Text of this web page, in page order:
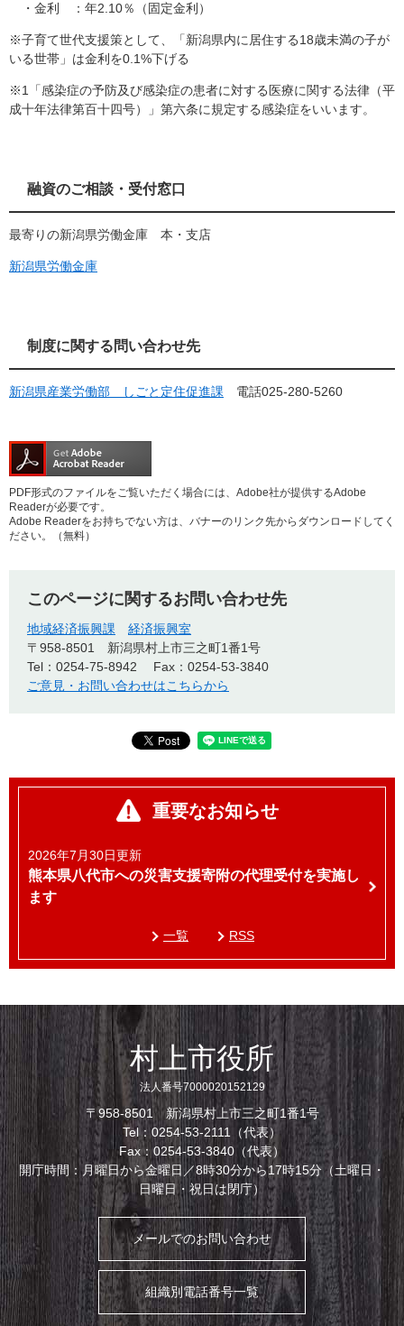
・金利 ：年2.10％（固定金利）
※子育て世代支援策として、「新潟県内に居住する18歳未満の子が
いる世帯」は金利を0.1%下げる
※1「感染症の予防及び感染症の患者に対する医療に関する法律（平
成十年法律第百十四号）」第六条に規定する感染症をいいます。
融資のご相談・受付窓口
最寄りの新潟県労働金庫 本・支店
新潟県労働金庫
制度に関する問い合わせ先
新潟県産業労働部 しごと定住促進課 電話025-280-5260
PDF形式のファイルをご覧いただく場合には、Adobe社が提供するAdobe
Readerが必要です。
Adobe Readerをお持ちでない方は、バナーのリンク先からダウンロードしてく
ださい。（無料）
このページに関するお問い合わせ先
地域経済振興課
経済振興室
〒958-8501
新潟県村上市三之町1番1号
Tel：0254-75-8942
Fax：0254-53-3840
ご意見・お問い合わせはこちらから
重要なお知らせ
2026年7月30日更新
熊本県八代市への災害支援寄附の代理受付を実施し
ます
一覧 RSS
村上市役所
法人番号7000020152129
〒958-8501 新潟県村上市三之町1番1号
Tel：0254-53-2111（代表）
Fax：0254-53-3840（代表）
開庁時間：月曜日から金曜日／8時30分から17時15分（土曜日・
日曜日・祝日は閉庁）
メールでのお問い合わせ
組織別電話番号一覧